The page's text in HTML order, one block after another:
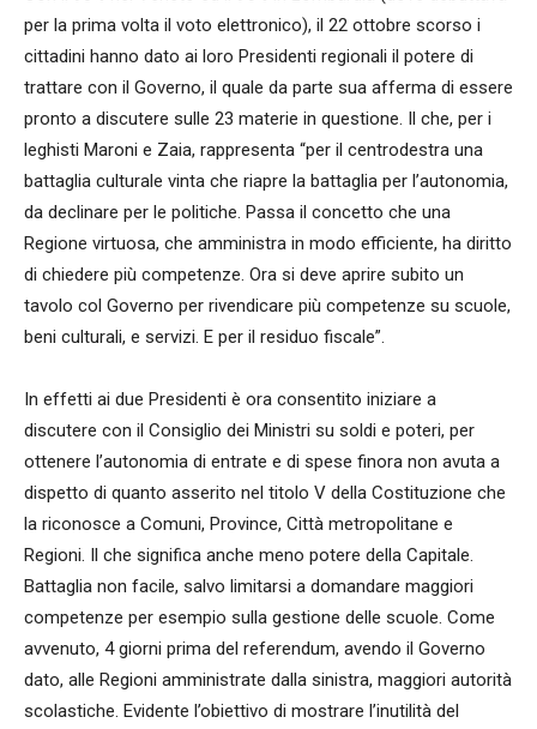
per la prima volta il voto elettronico), il 22 ottobre scorso i
cittadini hanno dato ai loro Presidenti regionali il potere di
trattare con il Governo, il quale da parte sua afferma di essere
pronto a discutere sulle 23 materie in questione. Il che, per i
leghisti Maroni e Zaia, rappresenta “per il centrodestra una
battaglia culturale vinta che riapre la battaglia per l’autonomia,
da declinare per le politiche. Passa il concetto che una
Regione virtuosa, che amministra in modo efficiente, ha diritto
di chiedere più competenze. Ora si deve aprire subito un
tavolo col Governo per rivendicare più competenze su scuole,
beni culturali, e servizi. E per il residuo fiscale”.
In effetti ai due Presidenti è ora consentito iniziare a
discutere con il Consiglio dei Ministri su soldi e poteri, per
ottenere l’autonomia di entrate e di spese finora non avuta a
dispetto di quanto asserito nel titolo V della Costituzione che
la riconosce a Comuni, Province, Città metropolitane e
Regioni. Il che significa anche meno potere della Capitale.
Battaglia non facile, salvo limitarsi a domandare maggiori
competenze per esempio sulla gestione delle scuole. Come
avvenuto, 4 giorni prima del referendum, avendo il Governo
dato, alle Regioni amministrate dalla sinistra, maggiori autorità
scolastiche. Evidente l’obiettivo di mostrare l’inutilità del